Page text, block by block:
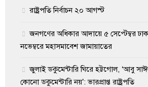
রাষ্ট্রপতি নির্বাচন ২০ আগস্ট
জনগণের অধিকার আদায়ে ৫ সেপ্টেম্বর ঢাকা-
নভেম্বরে মহাসমাবেশ জামায়াতের
জুলাই ডকুমেন্টারি ঘিরে হট্টগোল, ‘আবু
কোনো ডকুমেন্টারি নয়’: ভারপ্রাপ্ত রাষ্ট্রপতি